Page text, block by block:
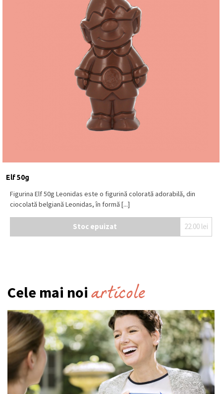
Elf 50g
Figurina Elf 50g Leonidas este o figurină colorată adorabilă, din
ciocolată belgiană Leonidas, în formă [...]
Stoc epuizat 22.00 lei
Cele mai noi articole